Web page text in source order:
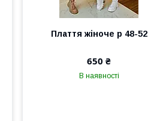
Плаття жіноче р 48-52
650 ₴
В наявності